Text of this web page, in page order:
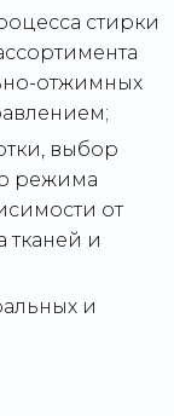
стирки
отжимных
выбор
режима
от
тканей и
и